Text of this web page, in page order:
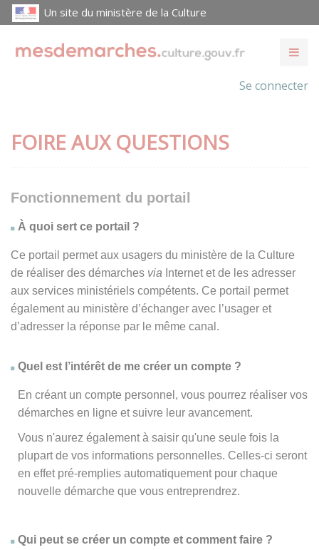
Un site du ministère de la Culture
Se connecter
FOIRE AUX QUESTIONS
Fonctionnement du portail
À quoi sert ce portail ?
Ce portail permet aux usagers du ministère de la Culture
de réaliser des démarches via Internet et de les adresser
aux services ministériels compétents. Ce portail permet
également au ministère d’échanger avec l’usager et
d’adresser la réponse par le même canal.
Quel est l’intérêt de me créer un compte ?
En créant un compte personnel, vous pourrez réaliser vos
démarches en ligne et suivre leur avancement.
Vous n'aurez également à saisir qu'une seule fois la
plupart de vos informations personnelles. Celles-ci seront
en effet pré-remplies automatiquement pour chaque
nouvelle démarche que vous entreprendrez.
Qui peut se créer un compte et comment faire ?